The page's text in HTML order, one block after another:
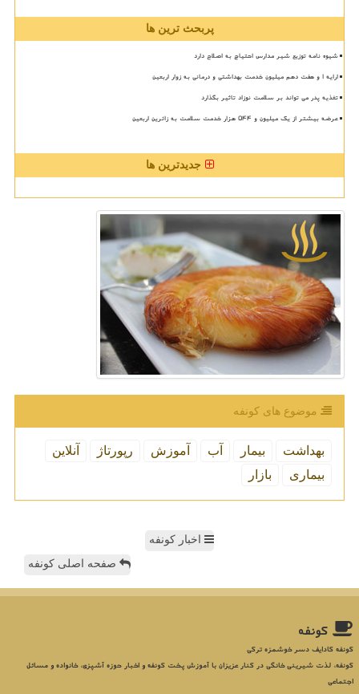
پربحث ترین ها
شیوه نامه توزیع شیر مدارس احتیاج به اصلاح دارد
ارایه ۱ و هفت دهم میلیون خدمت بهداشتی و درمانی به زوار اربعین
تغذیه پدر می تواند بر سلامت نوزاد تاثیر بگذارد
عرضه بیشتر از یک میلیون و ۵۴۴ هزار خدمت سلامت به زائرین اربعین
جدیدترین ها
موضوع های كونفه
بهداشت بیمار آب آموزش رپورتاژ
آنلاین
بیماری
بازار
اخبار کونفه
صفحه اصلی کونفه
كونفه
کونفه کادایف دسر خوشمزه ترکی
کونفه، لذت شیرینی خانگی در کنار عزیزان با آموزش پخت کونفه و اخبار حوزه آشپزی، خانواده و مسائل
اجتماعی